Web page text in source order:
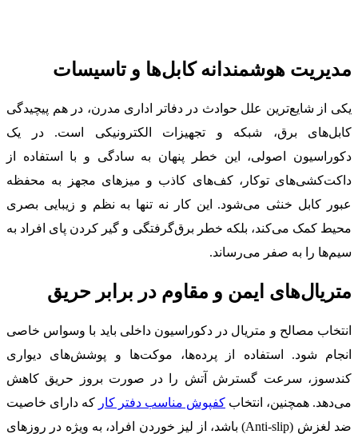
مدیریت هوشمندانه کابل‌ها و تاسیسات
یکی از شایع‌ترین علل حوادث در دفاتر اداری مدرن، در هم پیچیدگی
کابل‌های برق، شبکه و تجهیزات الکترونیکی است. در یک
دکوراسیون اصولی، این خطر پنهان به سادگی و با استفاده از
داکت‌کشی‌های توکار، کف‌های کاذب و میزهای مجهز به محفظه
عبور کابل خنثی می‌شود. این کار نه تنها به نظم و زیبایی بصری
محیط کمک می‌کند، بلکه خطر برق‌گرفتگی و گیر کردن پای افراد به
سیم‌ها را به صفر می‌رساند.
متریال‌های ایمن و مقاوم در برابر حریق
انتخاب مصالح و متریال در دکوراسیون داخلی باید با وسواس خاصی
انجام شود. استفاده از پرده‌ها، موکت‌ها و پوشش‌های دیواری
کندسوز، سرعت گسترش آتش را در صورت بروز حریق کاهش
می‌دهد. همچنین، انتخاب کفپوش مناسب دفتر کار که دارای خاصیت
ضد لغزش (Anti-slip) باشد، از لیز خوردن افراد، به ویژه در روزهای